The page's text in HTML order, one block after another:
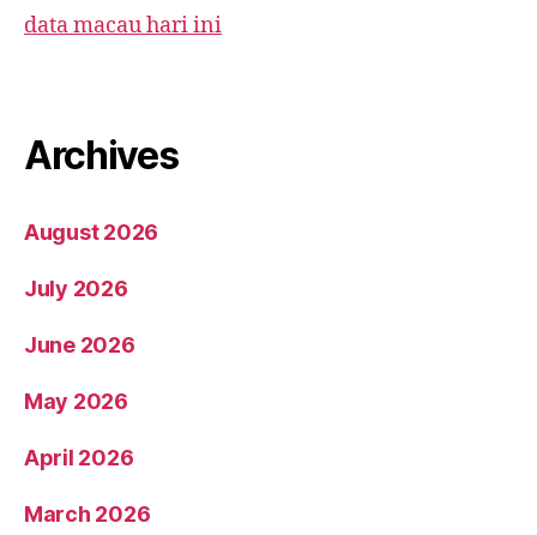
data macau hari ini
Archives
August 2026
July 2026
June 2026
May 2026
April 2026
March 2026